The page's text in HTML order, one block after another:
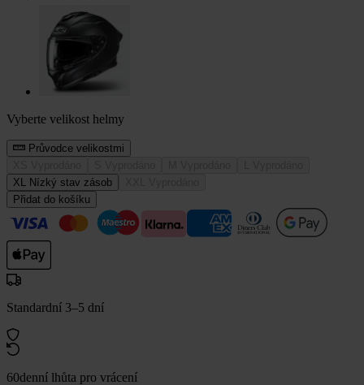
Vyberte velikost helmy
Průvodce velikostmi
XL
Nízký stav zásob
Přidat do košíku
Standardní 3–5 dní
60denní lhůta pro vrácení